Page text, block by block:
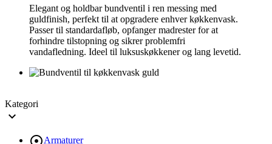
Elegant og holdbar bundventil i ren messing med
guldfinish, perfekt til at opgradere enhver køkkenvask.
Passer til standardafløb, opfanger madrester for at
forhindre tilstopning og sikrer problemfri
vandafledning. Ideel til luksuskøkkener og lang levetid.
Kategori

Armaturer